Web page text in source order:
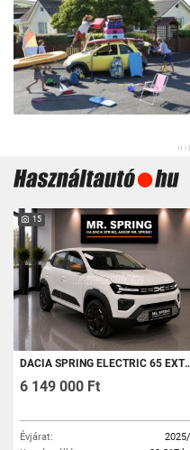
15
DACIA SPRING ELECTRIC 65 EXTREME AUT. MR. SPRING AJÁNLAT - AJÁNDÉK NÉVREÍRÁS + CCS VILLÁMTÖLTÉS + 8 ÉV GARANCIA
6 149 000 Ft
Évjárat: